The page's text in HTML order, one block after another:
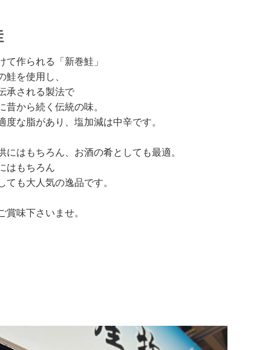
て作られる「新巻鮭」
鮭を使用し、
承される製法で
昔から続く伝統の味。
度な脂があり、塩加減は中辛です。
にはもちろん、お酒の肴としても最適。
はもちろん
ても大人気の逸品です。
賞味下さいませ。